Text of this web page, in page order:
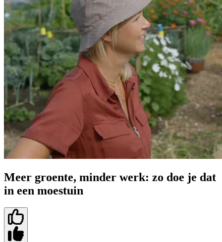
Meer groente, minder werk: zo doe je dat
in een moestuin